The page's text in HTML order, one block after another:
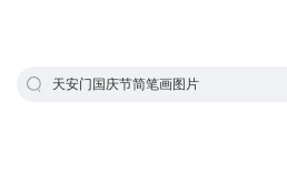
天安门国庆节简笔画图片